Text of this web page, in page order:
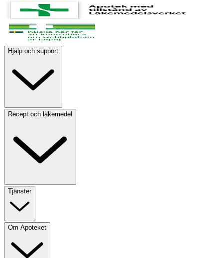
Hjälp och support
Recept och läkemedel
Tjänster
Om Apoteket